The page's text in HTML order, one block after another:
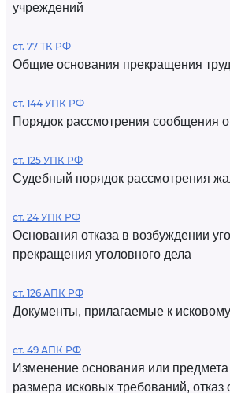
учреждений
ст. 77 ТК РФ
Общие основания прекращения
ст. 144 УПК РФ
Порядок рассмотрения сообщения
ст. 125 УПК РФ
Судебный порядок рассмотрения
ст. 24 УПК РФ
Основания отказа в возбуждении
прекращения уголовного дела
ст. 126 АПК РФ
Документы, прилагаемые к
ст. 49 АПК РФ
Изменение основания или
размера исковых требований, отказ